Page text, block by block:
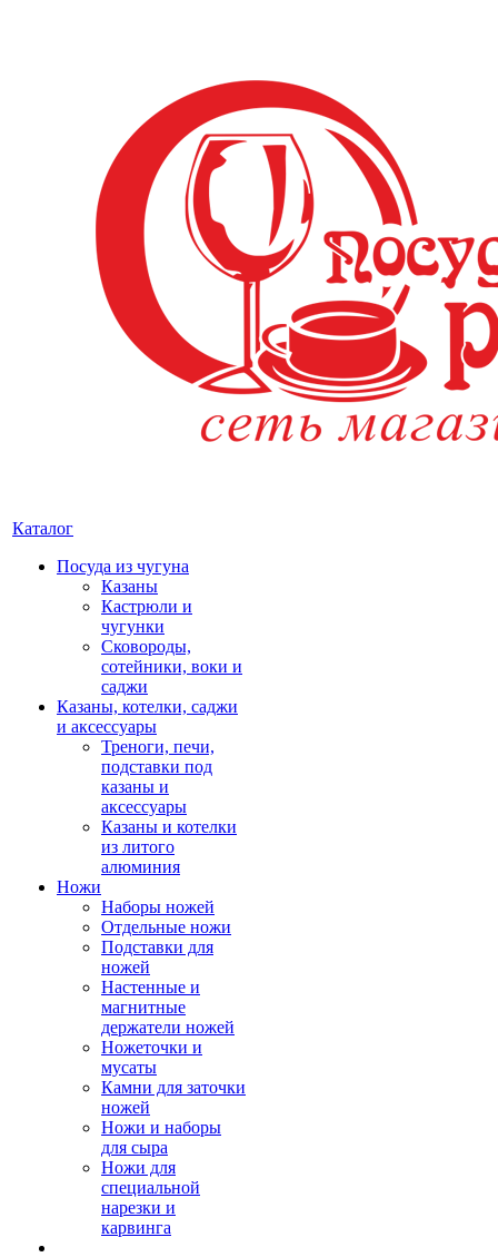
Каталог
Посуда из чугуна
Казаны
Кастрюли и
чугунки
Сковороды,
сотейники, воки и
саджи
Казаны, котелки, саджи
и аксессуары
Треноги, печи,
подставки под
казаны и
аксессуары
Казаны и котелки
из литого
алюминия
Ножи
Наборы ножей
Отдельные ножи
Подставки для
ножей
Настенные и
магнитные
держатели ножей
Ножеточки и
мусаты
Камни для заточки
ножей
Ножи и наборы
для сыра
Ножи для
специальной
нарезки и
карвинга